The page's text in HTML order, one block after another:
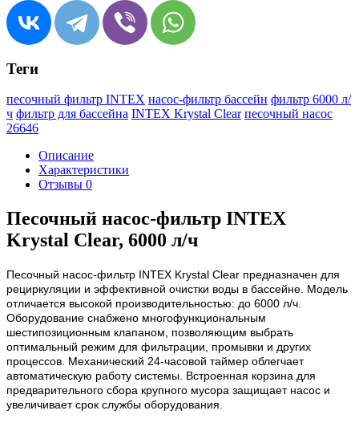
Теги
песочный фильтр INTEX насос-фильтр бассейн фильтр 6000 л/
ч фильтр для бассейна INTEX Krystal Clear песочный насос
26646
Описание
Характеристики
Отзывы 0
Песочный насос-фильтр INTEX
Krystal Clear, 6000 л/ч
Песочный насос-фильтр INTEX Krystal Clear предназначен для
рециркуляции и эффективной очистки воды в бассейне. Модель
отличается высокой производительностью: до 6000 л/ч.
Оборудование снабжено многофункциональным
шестипозиционным клапаном, позволяющим выбрать
оптимальный режим для фильтрации, промывки и других
процессов. Механический 24-часовой таймер облегчает
автоматическую работу системы. Встроенная корзина для
предварительного сбора крупного мусора защищает насос и
увеличивает срок службы оборудования.